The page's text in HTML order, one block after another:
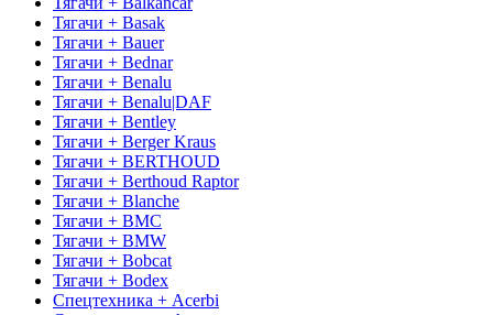
Тягачи + Basak
Тягачи + Bauer
Тягачи + Bednar
Тягачи + Benalu
Тягачи + Benalu|DAF
Тягачи + Bentley
Тягачи + Berger Kraus
Тягачи + BERTHOUD
Тягачи + Berthoud Raptor
Тягачи + Blanche
Тягачи + BMC
Тягачи + BMW
Тягачи + Bobcat
Тягачи + Bodex
Спецтехника + Acerbi